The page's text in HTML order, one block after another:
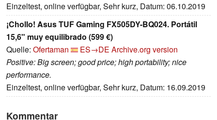
Einzeltest, online verfügbar, Sehr kurz, Datum: 06.10.2019
¡Chollo! Asus TUF Gaming FX505DY-BQ024. Portátil
15,6" muy equilibrado (599 €)
Quelle: Ofertaman ES→DE Archive.org version
Positive: Big screen; good price; high portability; nice
performance.
Einzeltest, online verfügbar, Sehr kurz, Datum: 16.09.2019
Kommentar